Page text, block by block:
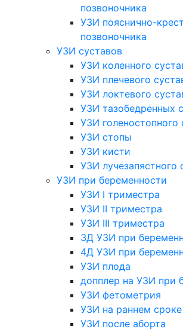
позвоночника
УЗИ пояснично-
позвоночника
УЗИ суставов
УЗИ коленного
УЗИ плечевого
УЗИ локтевого
УЗИ тазобедренных
УЗИ голеностопного
УЗИ стопы
УЗИ кисти
УЗИ лучезапястного
УЗИ при беременности
УЗИ I триместра
УЗИ II триместра
УЗИ III триместра
3Д УЗИ при
4Д УЗИ при
УЗИ плода
допплер на УЗИ при
УЗИ фетометрия
УЗИ на раннем
УЗИ после аборта